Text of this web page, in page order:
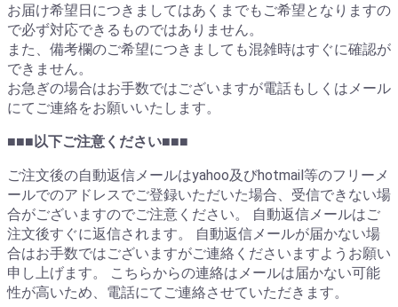
お届け希望日につきましてはあくまでもご希望となりますの
で必ず対応できるものではありません。
また、備考欄のご希望につきましても混雑時はすぐに確認が
できません。
お急ぎの場合はお手数ではございますが電話もしくはメール
にてご連絡をお願いいたします。
■■■以下ご注意ください■■■
ご注文後の自動返信メールはyahoo及びhotmail等のフリーメ
ールでのアドレスでご登録いただいた場合、受信できない場
合がございますのでご注意ください。 自動返信メールはご
注文後すぐに返信されます。 自動返信メールが届かない場
合はお手数ではございますがご連絡くださいますようお願い
申し上げます。 こちらからの連絡はメールは届かない可能
性が高いため、電話にてご連絡させていただきます。